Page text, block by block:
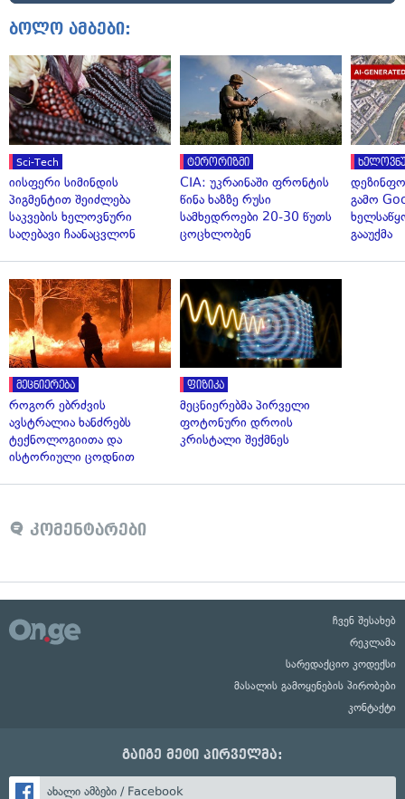
ბოლო ამბები:
Sci-Tech
იისფერი სიმინდის
პიგმენტით შეიძლება
საკვების ხელოვნური
საღებავი ჩაანაცვლონ
ტერორიზმი
CIA: უკრაინაში ფრონტის
წინა ხაზზე რუსი
სამხედროები 20-30 წუთს
ცოცხლობენ
გამო
გააუქმა
მეცნიერება
როგორ ებრძვის
ავსტრალია ხანძრებს
ტექნოლოგიითა და
ისტორიული ცოდნით
ფიზიკა
მეცნიერებმა პირველი
ფოტონური დროის
კრისტალი შექმნეს
კომენტარები
ჩვენ შესახებ
რეკლამა
სარედაქციო კოდექსი
მასალის გამოყენების პირობები
კონტაქტი
გაიგე მეტი პირველმა:
ახალი ამბები / Facebook